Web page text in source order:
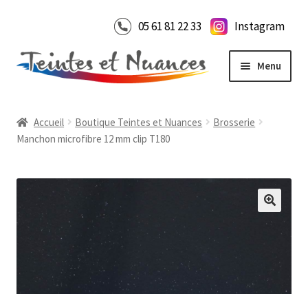
la
navigation
contenu
05 61 81 22 33 Instagram
Menu
Boutique en ligne
le
menu
enfant
Contact
Accueil Boutique Teintes et Nuances
Brosserie
Manchon microfibre 12 mm clip T180